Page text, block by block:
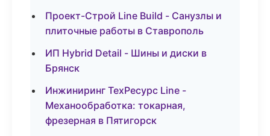
Проект-Строй Line Build - Санузлы и
плиточные работы в Ставрополь
ИП Hybrid Detail - Шины и диски в
Брянск
Инжиниринг ТехРесурс Line -
Механообработка: токарная,
фрезерная в Пятигорск